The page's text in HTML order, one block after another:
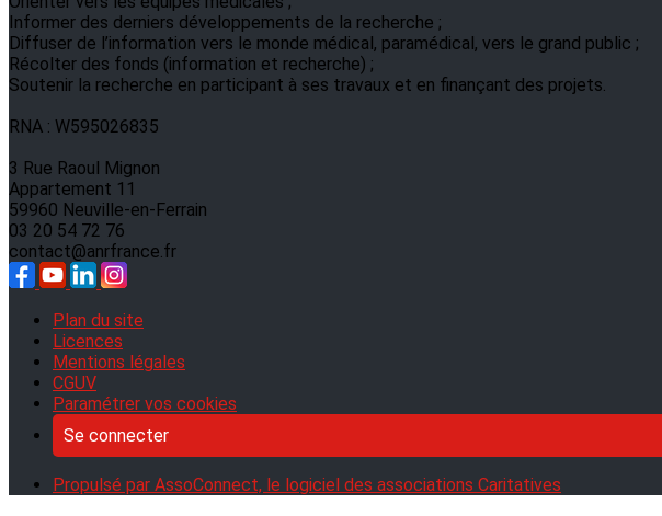
Informer des derniers développements de la recherche ;
Diffuser de l’information vers le monde médical, paramédical, vers le grand public ;
Récolter des fonds (information et recherche) ;
Soutenir la recherche en participant à ses travaux et en finançant des projets.
RNA : W595026835
3 Rue Raoul Mignon
Appartement 11
59960 Neuville-en-Ferrain
03 20 54 72 76
contact@anrfrance.fr
Plan du site
Licences
Mentions légales
CGUV
Paramétrer vos cookies
Se connecter
Propulsé par AssoConnect, le logiciel des associations Caritatives